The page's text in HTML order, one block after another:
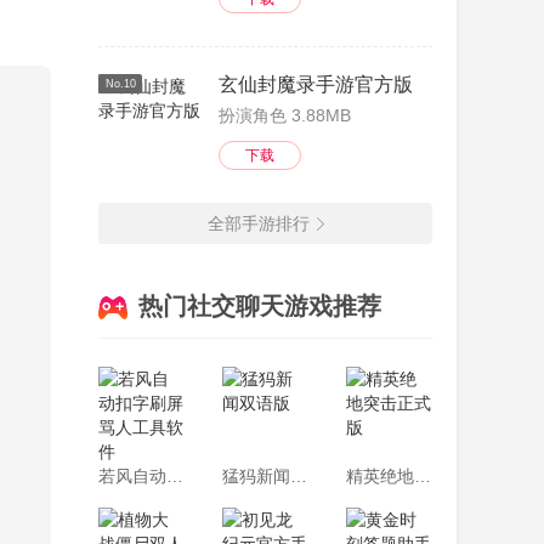
No.10 玄仙封魔录手游官方版
扮演角色 3.88MB
下载
全部手游排行
热门社交聊天游戏推荐